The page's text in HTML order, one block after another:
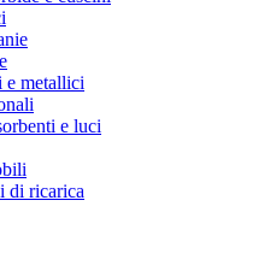
e metallici
e luci
di ricarica